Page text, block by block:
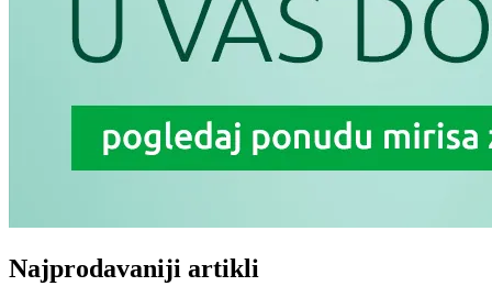
Najprodavaniji artikli